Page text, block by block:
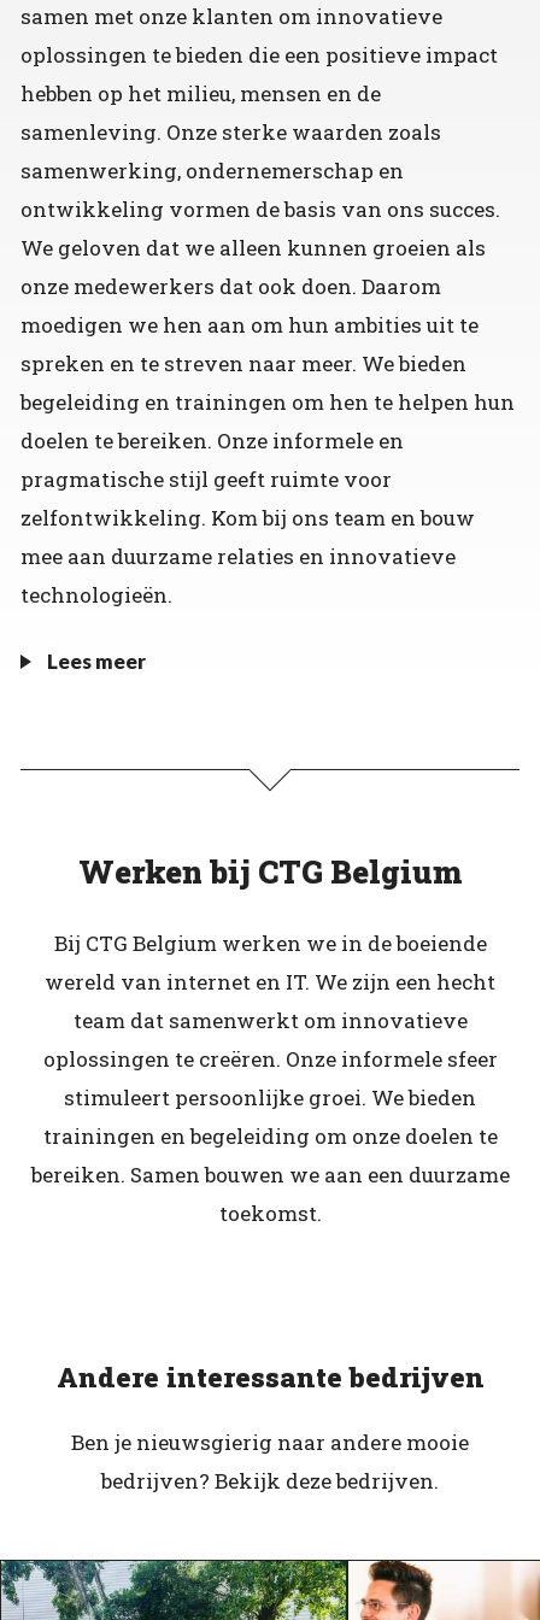
samen met onze klanten om innovatieve
oplossingen te bieden die een positieve impact
hebben op het milieu, mensen en de
samenleving. Onze sterke waarden zoals
samenwerking, ondernemerschap en
ontwikkeling vormen de basis van ons succes.
We geloven dat we alleen kunnen groeien als
onze medewerkers dat ook doen. Daarom
moedigen we hen aan om hun ambities uit te
spreken en te streven naar meer. We bieden
begeleiding en trainingen om hen te helpen hun
doelen te bereiken. Onze informele en
pragmatische stijl geeft ruimte voor
zelfontwikkeling. Kom bij ons team en bouw
mee aan duurzame relaties en innovatieve
technologieën.
Lees meer
Werken bij CTG Belgium
Bij CTG Belgium werken we in de boeiende
wereld van internet en IT. We zijn een hecht
team dat samenwerkt om innovatieve
oplossingen te creëren. Onze informele sfeer
stimuleert persoonlijke groei. We bieden
trainingen en begeleiding om onze doelen te
bereiken. Samen bouwen we aan een duurzame
toekomst.
Andere interessante bedrijven
Ben je nieuwsgierig naar andere mooie
bedrijven? Bekijk deze bedrijven.